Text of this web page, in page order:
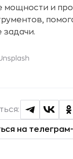
мощности и
на